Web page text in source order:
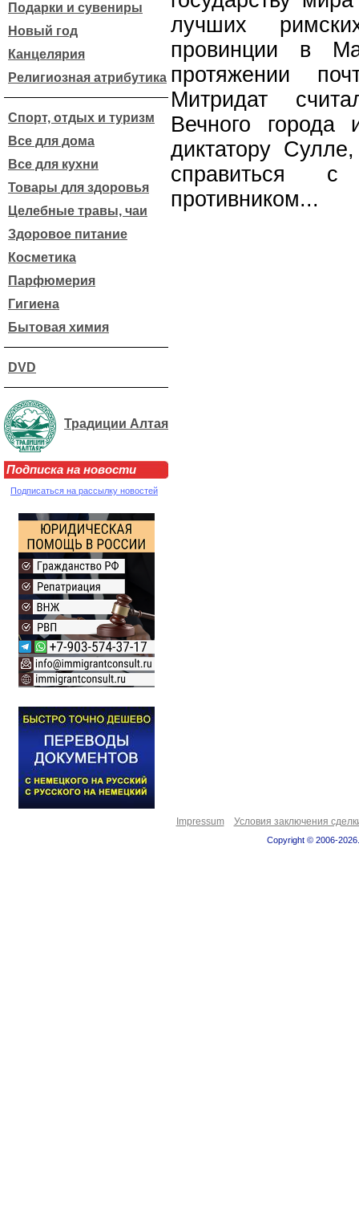
Подарки и сувениры
Новый год
Канцелярия
Религиозная атрибутика
Спорт, отдых и туризм
Все для дома
Все для кухни
Товары для здоровья
Целебные травы, чаи
Здоровое питание
Косметика
Парфюмерия
Гигиена
Бытовая химия
DVD
Традиции Алтая
Подписка на новости
Подписаться на рассылку новостей
лучших
провинции в
протяжении
Митридат
Вечного города
диктатору
справиться
противником...
Impressum Условия заключения
Copyright © 2006-